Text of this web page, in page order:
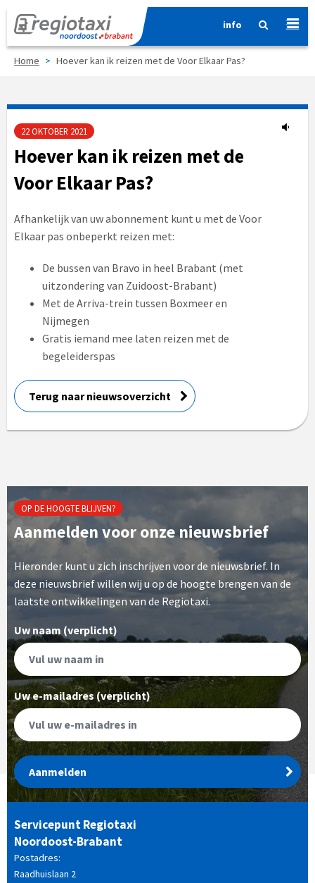
info
Home > Hoever kan ik reizen met de Voor Elkaar Pas?
22 OKTOBER 2021
Hoever kan ik reizen met de
Voor Elkaar Pas?
Afhankelijk van uw abonnement kunt u met de Voor
Elkaar pas onbeperkt reizen met:
De bussen van Bravo in heel Brabant (met
uitzondering van Zuidoost-Brabant)
Met de Arriva-trein tussen Boxmeer en
Nijmegen
Gratis iemand mee laten reizen met de
begeleiderspas
Terug naar nieuwsoverzicht
OP DE HOOGTE BLIJVEN?
Aanmelden voor onze nieuwsbrief
Hieronder kunt u zich inschrijven voor de nieuwsbrief. In
deze nieuwsbrief willen wij u op de hoogte brengen van de
laatste ontwikkelingen van de Regiotaxi.
Uw naam (verplicht)
Uw e-mailadres (verplicht)
Aanmelden
Servicepunt Regiotaxi
Noordoost-Brabant
Postadres:
Raadhuislaan 2